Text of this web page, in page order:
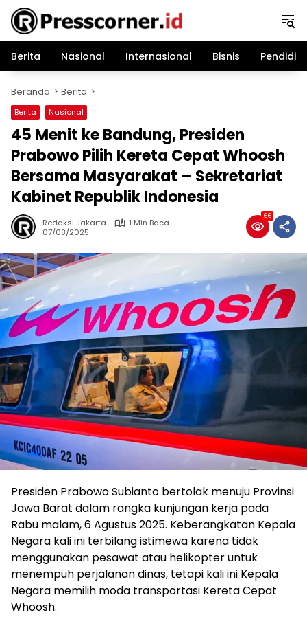
Langsung
konten
Berita
Nasional Internasional Bisnis
Beranda Berita
Berita Nasional
45 Menit ke Bandung, Presiden
Prabowo Pilih Kereta Cepat Whoosh
Bersama Masyarakat – Sekretariat
Kabinet Republik Indonesia
Redaksi Jakarta
1 Min Baca
07/08/2025
66
Presiden Prabowo Subianto bertolak menuju Provinsi
Jawa Barat dalam rangka kunjungan kerja pada
Rabu malam, 6 Agustus 2025. Keberangkatan Kepala
Negara kali ini terbilang istimewa karena tidak
menggunakan pesawat atau helikopter untuk
menempuh perjalanan dinas, tetapi kali ini Kepala
Negara memilih moda transportasi Kereta Cepat
Whoosh.